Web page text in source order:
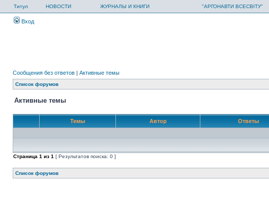
Титул НОВОСТИ ЖУРНАЛЫ И КНИГИ "АРГОНАВТИ ВСЕСВІТУ"
Вход
Сообщения без ответов | Активные темы
Список форумов
Активные темы
Темы Автор Ответы
Страница 1 из 1 [ Результатов поиска: 0 ]
Список форумов